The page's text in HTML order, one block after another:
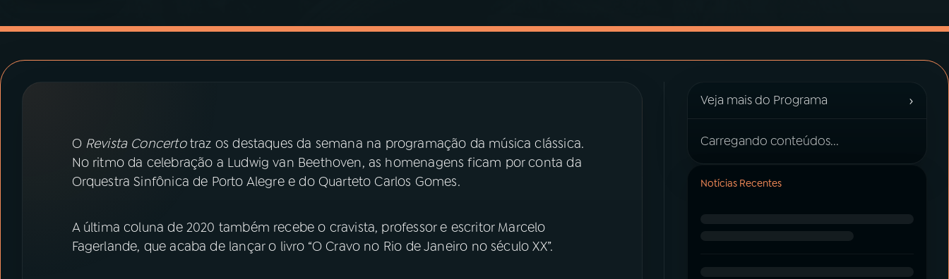
07ÚLTIMAS
Facebook
Instagram X
O Revista Concertotraz os destaques da semana na programação da música clássica.
No ritmo da celebração a Ludwig van Beethoven, as homenagens ficam por conta da
Orquestra Sinfônica de Porto Alegre e do Quarteto Carlos Gomes.
A última coluna de 2020 também recebe o cravista, professor e escritor Marcelo
Fagerlande, que acaba de lançar o livro “O Cravo no Rio de Janeiro no século XX”.
Veja mais do Programa ›
Carregando conteúdos...
Notícias Recentes